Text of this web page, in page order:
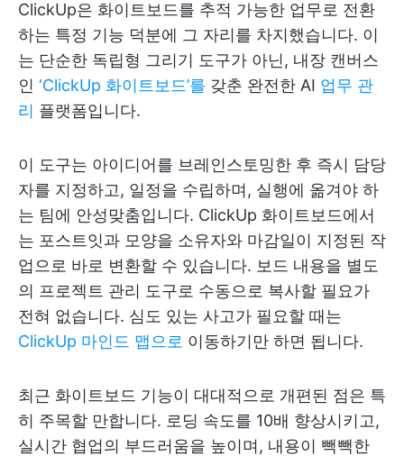
ClickUp은 화이트보드를 추적 가능한 업무로 전환
하는 특정 기능 덕분에 그 자리를 차지했습니다. 이
는 단순한 독립형 그리기 도구가 아닌, 내장 캔버스
인 ‘ClickUp 화이트보드’를 갖춘 완전한 AI 업무 관
리 플랫폼입니다.
이 도구는 아이디어를 브레인스토밍한 후 즉시 담당
자를 지정하고, 일정을 수립하며, 실행에 옮겨야 하
는 팀에 안성맞춤입니다. ClickUp 화이트보드에서
는 포스트잇과 모양을 소유자와 마감일이 지정된 작
업으로 바로 변환할 수 있습니다. 보드 내용을 별도
의 프로젝트 관리 도구로 수동으로 복사할 필요가
전혀 없습니다. 심도 있는 사고가 필요할 때는
ClickUp 마인드 맵으로 이동하기만 하면 됩니다.
최근 화이트보드 기능이 대대적으로 개편된 점은 특
히 주목할 만합니다. 로딩 속도를 10배 향상시키고,
실시간 협업의 부드러움을 높이며, 내용이 빽빽한